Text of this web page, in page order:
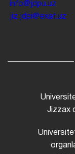
info@jdpu.uz
jiz.jdpi@exat.uz
Jizzax